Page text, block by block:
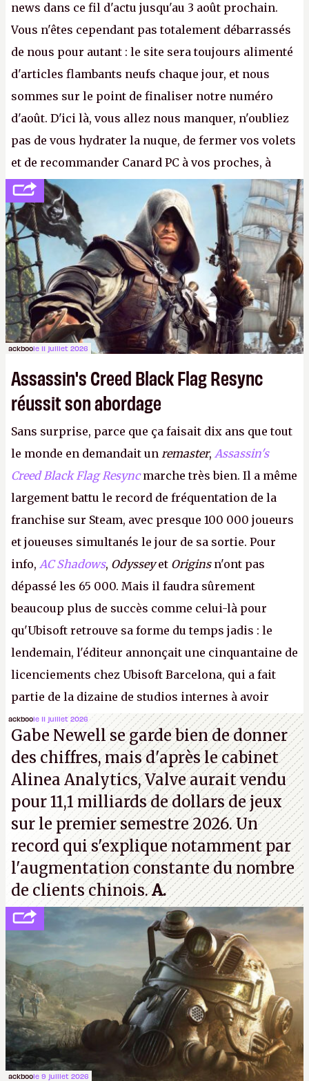
news dans ce fil d'actu jusqu'au 3 août prochain.
Vous n'êtes cependant pas totalement débarrassés
de nous pour autant : le site sera toujours alimenté
d'articles flambants neufs chaque jour, et nous
sommes sur le point de finaliser notre numéro
d'août. D'ici là, vous allez nous manquer, n'oubliez
pas de vous hydrater la nuque, de fermer vos volets
et de recommander Canard PC à vos proches, à
votre famille et aux inconnus que vous croisez
dans la rue. Bon été à tous ! –ER.
ackboole 11 juillet 2026
Assassin's Creed Black Flag Resync
réussit son abordage
Sans surprise, parce que ça faisait dix ans que tout
le monde en demandait un remaster, Assassin's
Creed Black Flag Resyncmarche très bien. Il a même
largement battu le record de fréquentation de la
franchise sur Steam, avec presque 100 000 joueurs
et joueuses simultanés le jour de sa sortie. Pour
info, AC Shadows, Odysseyet Originsn'ont pas
dépassé les 65 000. Mais il faudra sûrement
beaucoup plus de succès comme celui-là pour
qu'Ubisoft retrouve sa forme du temps jadis : le
lendemain, l'éditeur annonçait une cinquantaine de
licenciements chez Ubisoft Barcelona, qui a fait
partie de la dizaine de studios internes à avoir
travaillé sur cetAssassin's Creedsous la direction
d'Ubisoft Singapour.A.
ackboole 11 juillet 2026
Gabe Newell se garde bien de donner
des chiffres, mais d'après le cabinet
Alinea Analytics, Valve aurait vendu
pour 11,1 milliards de dollars de jeux
sur le premier semestre 2026. Un
record qui s'explique notamment par
l'augmentation constante du nombre
de clients chinois.A.
ackboole 9 juillet 2026